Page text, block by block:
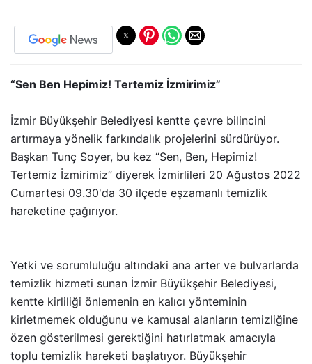
“Sen Ben Hepimiz! Tertemiz İzmirimiz”
İzmir Büyükşehir Belediyesi kentte çevre bilincini
artırmaya yönelik farkındalık projelerini sürdürüyor.
Başkan Tunç Soyer, bu kez “Sen, Ben, Hepimiz!
Tertemiz İzmirimiz” diyerek İzmirlileri 20 Ağustos 2022
Cumartesi 09.30'da 30 ilçede eşzamanlı temizlik
hareketine çağırıyor.
Yetki ve sorumluluğu altındaki ana arter ve bulvarlarda
temizlik hizmeti sunan İzmir Büyükşehir Belediyesi,
kentte kirliliği önlemenin en kalıcı yönteminin
kirletmemek olduğunu ve kamusal alanların temizliğine
özen gösterilmesi gerektiğini hatırlatmak amacıyla
toplu temizlik hareketi başlatıyor. Büyükşehir